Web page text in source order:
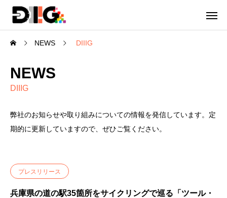
NEWS DIIIG
NEWS
DIIIG
弊社のお知らせや取り組みについての情報を発信しています。定
期的に更新していますので、ぜひご覧ください。
プレスリリース
兵庫県の道の駅35箇所をサイクリングで巡る「ツール・